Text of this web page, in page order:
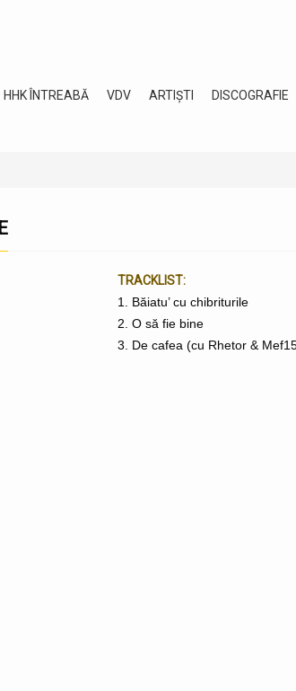
HHK ÎNTREABĂ VDV ARTIȘTI DISCOGRAFIE
TRACKLIST:
1. Băiatu’ cu chibriturile
2. O să fie bine
3. De cafea (cu Rhetor &